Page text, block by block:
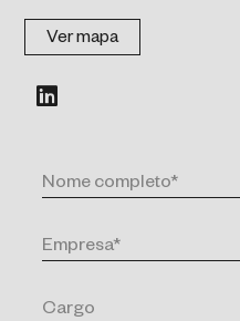
Ver mapa